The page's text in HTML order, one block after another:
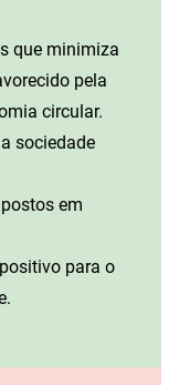
que minimiza
pela
circular.
sociedade
em
para o